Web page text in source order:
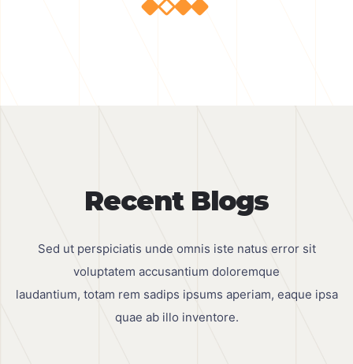
Recent Blogs
Sed ut perspiciatis unde omnis iste natus error sit
voluptatem accusantium doloremque
laudantium, totam rem sadips ipsums aperiam, eaque ipsa
quae ab illo inventore.